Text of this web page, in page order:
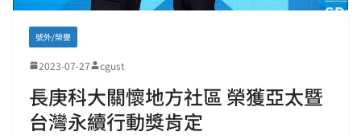
號外/榮譽
2023-07-27 cgust
長庚科大關懷地方社區 榮獲亞太暨
台灣永續行動獎肯定